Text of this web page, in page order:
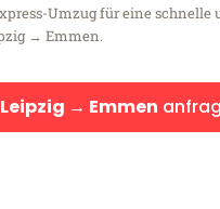
Umzug für eine schnelle
→ Emmen.
Leipzig → Emmen